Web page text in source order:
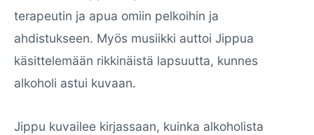
terapeutin ja apua omiin pelkoihin ja
ahdistukseen. Myös musiikki auttoi Jippua
käsittelemään rikkinäistä lapsuutta, kunnes
alkoholi astui kuvaan.
Jippu kuvailee kirjassaan, kuinka alkoholista